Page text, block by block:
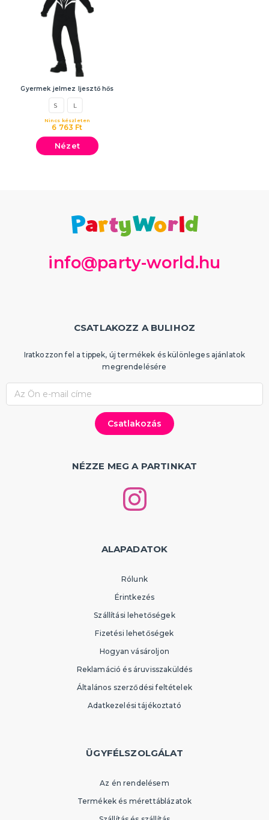
Gyermek jelmez Ijesztő hős
S L
6 763 Ft
Nincs készleten
Nézet
info@party-world.hu
CSATLAKOZZ A BULIHOZ
Iratkozzon fel a tippek, új termékek és különleges ajánlatok
megrendelésére
NÉZZE MEG A PARTINKAT
ALAPADATOK
Rólunk
Érintkezés
Szállítási lehetőségek
Fizetési lehetőségek
Hogyan vásároljon
Reklamáció és áruvisszaküldés
Általános szerződési feltételek
Adatkezelési tájékoztató
ÜGYFÉLSZOLGÁLAT
Az én rendelésem
Termékek és mérettáblázatok